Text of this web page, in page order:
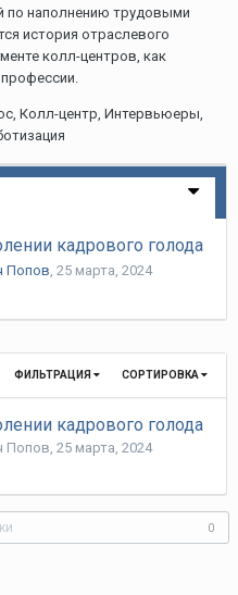
по наполнению трудовыми
история отраслевого
колл-центров, как
Колл-центр, Интервьюеры,
кадрового голода
Попов, 25 марта, 2024
СОРТИРОВКА
ФИЛЬТРАЦИЯ
кадрового голода
Попов 25 марта, 2024
0